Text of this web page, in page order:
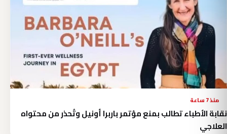
منذ 7 ساعة
نقابة الأطباء تطالب بمنع مؤتمر باربرا أونيل وتُحذر من محتواه
العلاجي